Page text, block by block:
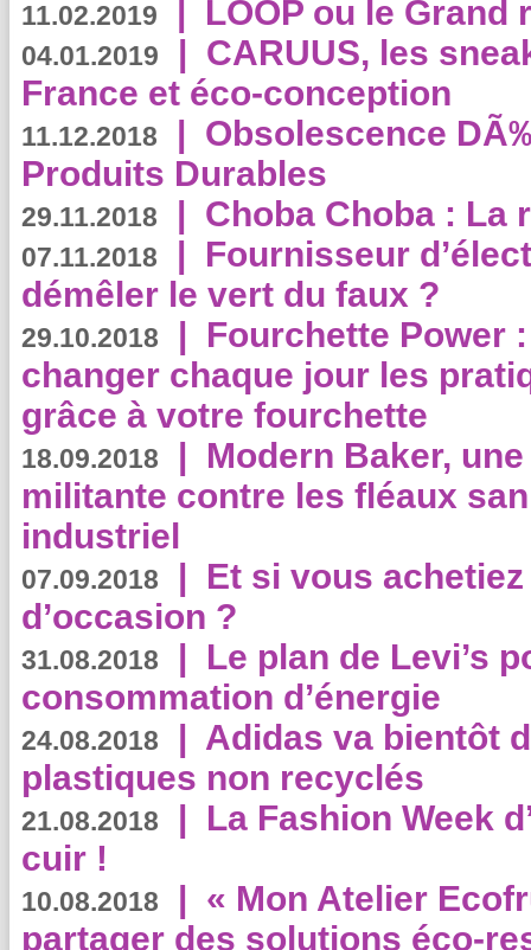
11.02.2019 | LOOP ou le Grand
04.01.2019 | CARUUS, les
France et éco-conception
11.12.2018 | Obsolescence
Produits Durables
29.11.2018 | Choba Choba : La
07.11.2018 | Fournisseur
démêler le vert du faux ?
29.10.2018 | Fourchette Power
changer chaque jour les
grâce à votre fourchette
18.09.2018 | Modern Baker,
militante contre les fléaux
industriel
07.09.2018 | Et si vous
d’occasion ?
31.08.2018 | Le plan de Levi’s
consommation d’énergie
24.08.2018 | Adidas va bientôt
plastiques non recyclés
21.08.2018 | La Fashion Week
cuir !
10.08.2018 | « Mon Atelier
partager des solutions éco-